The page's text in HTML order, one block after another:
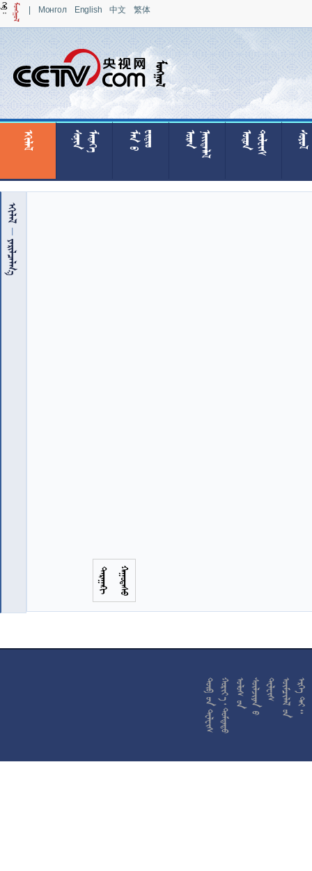
| Монгол English 中文 繁体
 








  







  









  







  





























 










































































































